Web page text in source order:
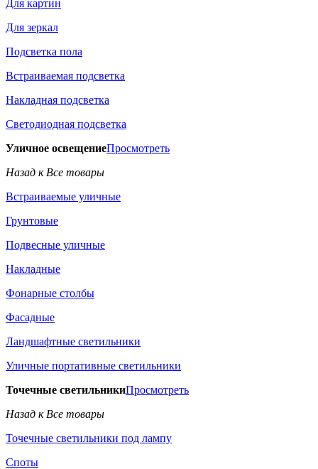
Для картин
Для зеркал
Подсветка пола
Встраиваемая подсветка
Накладная подсветка
Светодиодная подсветка
Уличное освещениеПросмотреть
Назад к Все товары
Встраиваемые уличные
Грунтовые
Подвесные уличные
Накладные
Фонарные столбы
Фасадные
Ландшафтные светильники
Уличные портативные светильники
Точечные светильникиПросмотреть
Назад к Все товары
Точечные светильники под лампу
Споты